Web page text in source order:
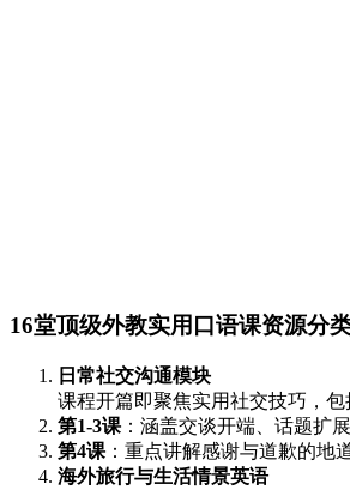
16堂顶级外教实用口语课资源分
日常社交沟通模块
课程开篇即聚焦实用社交技巧，
第1-3课 ：涵盖交谈开端、话题扩
第4课 ：重点讲解感谢与道歉的地
海外旅行与生活情景英语